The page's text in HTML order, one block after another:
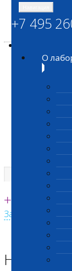
Единая круглосуточная
+7 495
Заказать
+7 495
О
Главная
Новости